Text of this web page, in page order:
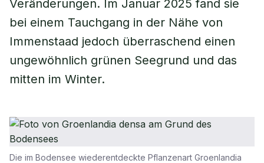
Veränderungen. Im Januar 2025 fand sie
bei einem Tauchgang in der Nähe von
Immenstaad jedoch überraschend einen
ungewöhnlich grünen Seegrund und das
mitten im Winter.
Die im Bodensee wiederentdeckte Pflanzenart Groenlandia